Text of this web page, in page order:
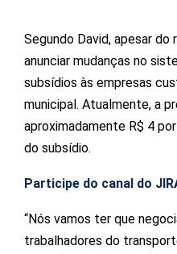
Segundo David, apesar
anunciar mudanças no
subsídios às empresas
municipal. Atualmente, a
aproximadamente R$ 4
do subsídio.
Participe do canal do
“Nós vamos ter que
trabalhadores do